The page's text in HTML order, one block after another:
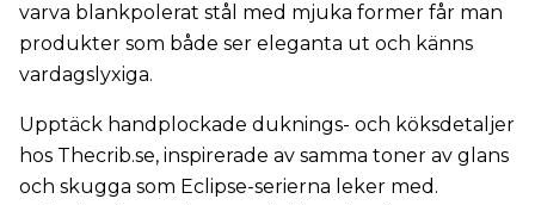
varva blankpolerat stål med mjuka former får man
produkter som både ser eleganta ut och känns
vardagslyxiga.
Upptäck handplockade duknings- och köksdetaljer
hos Thecrib.se, inspirerade av samma toner av glans
och skugga som Eclipse-serierna leker med.